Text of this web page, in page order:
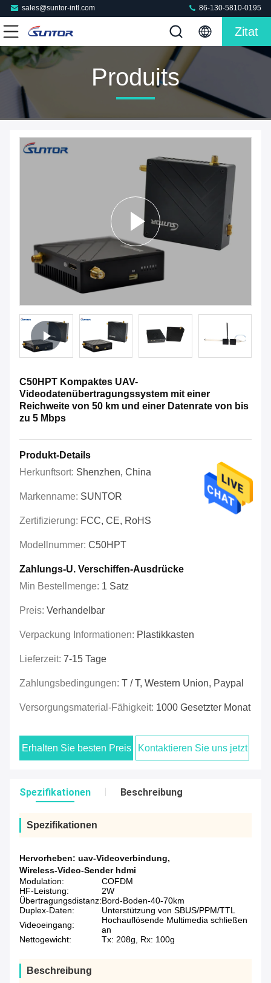
sales@suntor-intl.com 86-130-5810-0195
Zitat
Produits
C50HPT Kompaktes UAV-
Videodatenübertragungssystem mit einer
Reichweite von 50 km und einer Datenrate von bis
zu 5 Mbps
Produkt-Details
Herkunftsort: Shenzhen, China
Markenname: SUNTOR
Zertifizierung: FCC, CE, RoHS
Modellnummer: C50HPT
Zahlungs-U. Verschiffen-Ausdrücke
Min Bestellmenge: 1 Satz
Preis: Verhandelbar
Verpackung Informationen: Plastikkasten
Lieferzeit: 7-15 Tage
Zahlungsbedingungen: T / T, Western Union, Paypal
Versorgungsmaterial-Fähigkeit: 1000 Gesetzter Monat
Erhalten Sie besten Preis Kontaktieren Sie uns jetzt
Spezifikationen Beschreibung
Spezifikationen
Hervorheben: uav-Videoverbindung,
Wireless-Video-Sender hdmi
Modulation:
COFDM
HF-Leistung:
2W
Übertragungsdistanz:Bord-Boden-40-70km
Duplex-Daten:
Unterstützung von SBUS/PPM/TTL
Videoeingang:
Hochauflösende Multimedia schließen
an
Nettogewicht:
Tx: 208g, Rx: 100g
Beschreibung